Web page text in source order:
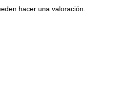
hacer una valoración.